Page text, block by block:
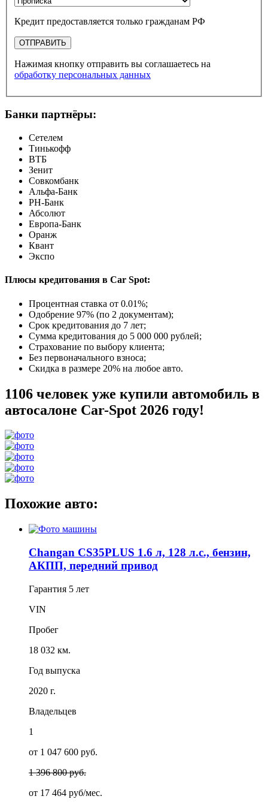
Кредит предоставляется только гражданам РФ
ОТПРАВИТЬ
Нажимая кнопку отправить вы соглашаетесь на
обработку персональных данных
Банки партнёры:
Сетелем
Тинькофф
ВТБ
Зенит
Совкомбанк
Альфа-Банк
РН-Банк
Абсолют
Европа-Банк
Оранж
Квант
Экспо
Плюсы кредитования в Car Spot:
Процентная ставка от 0.01%;
Одобрение 97% (по 2 документам);
Срок кредитования до 7 лет;
Сумма кредитования до 5 000 000 рублей;
Страхование по выбору клиента;
Без первоначального взноса;
Скидка в размере 20% на любое авто.
1106 человек уже купили автомобиль в
автосалоне Car-Spot 2026 году!
Похожие авто:
Changan CS35PLUS 1.6 л, 128 л.с., бензин,
АКПП, передний привод
Гарантия 5 лет
VIN
Пробег
18 032 км.
Год выпуска
2020 г.
Владельцев
1
от 1 047 600 руб.
1 396 800 руб.
от 17 464 руб/мес.